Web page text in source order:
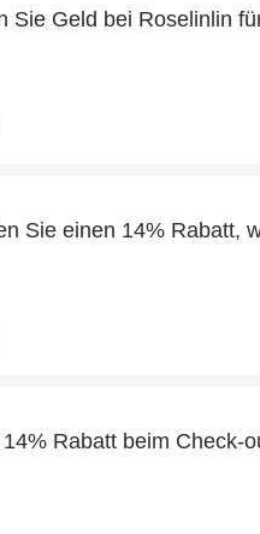
Sie Geld bei Roselinlin
Rabatt beim Check-